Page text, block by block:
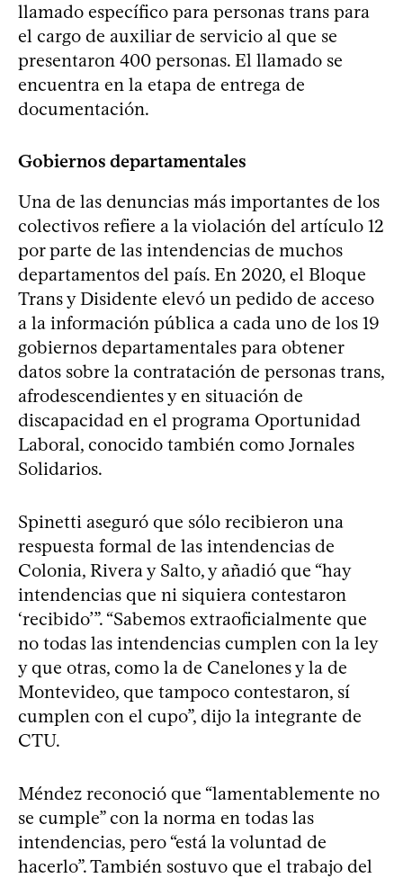
llamado específico para personas trans para
el cargo de auxiliar de servicio al que se
presentaron 400 personas. El llamado se
encuentra en la etapa de entrega de
documentación.
Gobiernos departamentales
Una de las denuncias más importantes de los
colectivos refiere a la violación del artículo 12
por parte de las intendencias de muchos
departamentos del país. En 2020, el Bloque
Trans y Disidente elevó un pedido de acceso
a la información pública a cada uno de los 19
gobiernos departamentales para obtener
datos sobre la contratación de personas trans,
afrodescendientes y en situación de
discapacidad en el programa Oportunidad
Laboral, conocido también como Jornales
Solidarios.
Spinetti aseguró que sólo recibieron una
respuesta formal de las intendencias de
Colonia, Rivera y Salto, y añadió que “hay
intendencias que ni siquiera contestaron
‘recibido’”. “Sabemos extraoficialmente que
no todas las intendencias cumplen con la ley
y que otras, como la de Canelones y la de
Montevideo, que tampoco contestaron, sí
cumplen con el cupo”, dijo la integrante de
CTU.
Méndez reconoció que “lamentablemente no
se cumple” con la norma en todas las
intendencias, pero “está la voluntad de
hacerlo”. También sostuvo que el trabajo del